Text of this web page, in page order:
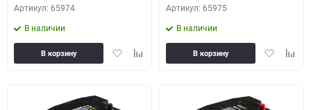
Артикул: 65974
В наличии
ДобавитьДобавить
В корзину
Артикул: 65975
В наличии
Добавить
В корзину